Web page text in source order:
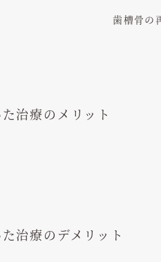
歯槽骨の
治療のメリット
治療のデメリット